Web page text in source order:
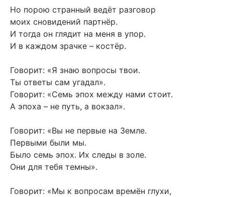
Но порою странный ведёт разговор
моих сновидений партнёр.
И тогда он глядит на меня в упор.
И в каждом зрачке – костёр.
Говорит: «Я знаю вопросы твои.
Ты ответы сам угадал».
Говорит: «Семь эпох между нами стоит.
А эпоха – не путь, а вокзал».
Говорит: «Вы не первые на Земле.
Первыми были мы.
Было семь эпох. Их следы в золе.
Они для тебя темны».
Говорит: «Мы к вопросам времён глухи,